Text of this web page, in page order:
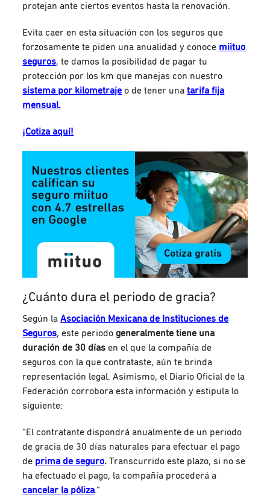
protejan ante ciertos eventos hasta la renovación.
Evita caer en esta situación con los seguros que
forzosamente te piden una anualidad y conoce miituo
seguros, te damos la posibilidad de pagar tu
protección por los km que manejas con nuestro
sistema por kilometraje o de tener una tarifa fija
mensual.
¡Cotiza aquí!
¿Cuánto dura el periodo de gracia?
Según laAsociación Mexicana de Instituciones de
Seguros, este periodogeneralmente tiene una
duración de 30 días en el que la compañía de
seguros con la que contrataste, aún te brinda
representación legal. Asimismo, el Diario Oficial de la
Federación corrobora esta información y estipula lo
siguiente:
“El contratante dispondrá anualmente de un periodo
de gracia de 30 días naturales para efectuar el pago
de prima de seguro. Transcurrido este plazo, si no se
ha efectuado el pago, la compañía procederá a
cancelar la póliza.”